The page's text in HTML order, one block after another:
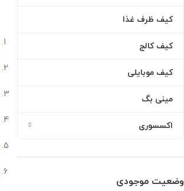
کیف ظرف غذا
کیف کالج
کیف موبایلی
مینی بگ
اکسسوری
وضعیت موجودی